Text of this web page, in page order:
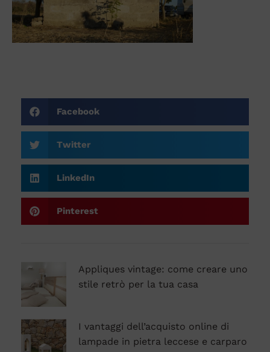
Facebook
Twitter
LinkedIn
Pinterest
Appliques vintage: come creare uno
stile retrò per la tua casa
I vantaggi dell’acquisto online di
lampade in pietra leccese e carparo